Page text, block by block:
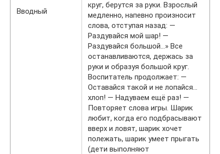
Вводный
круг, берутся за руки. Взрослый
медленно, напевно произносит
слова, отступая назад: —
Раздувайся мой шар! —
Раздувайся большой…» Все
останавливаются, держась за
руки и образуя большой круг.
Воспитатель продолжает: —
Оставайся такой и не лопайся…
хлоп! — Надуваем ещё раз! —
Повторяет слова игры. Шарик
любит, когда его подбрасывают
вверх и ловят, шарик хочет
полежать, шарик умеет прыгать
(дети выполняют